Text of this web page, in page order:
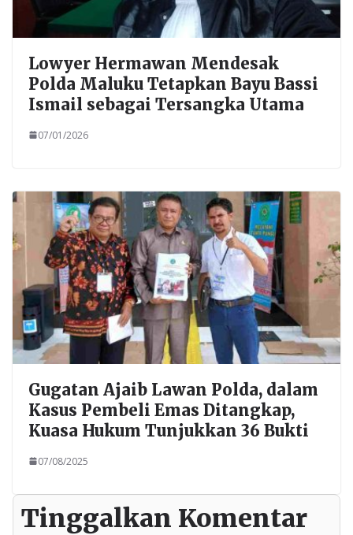
Lowyer Hermawan Mendesak
Polda Maluku Tetapkan Bayu Bassi
Ismail sebagai Tersangka Utama
07/01/2026
Gugatan Ajaib Lawan Polda, dalam
Kasus Pembeli Emas Ditangkap,
Kuasa Hukum Tunjukkan 36 Bukti
07/08/2025
Tinggalkan Komentar